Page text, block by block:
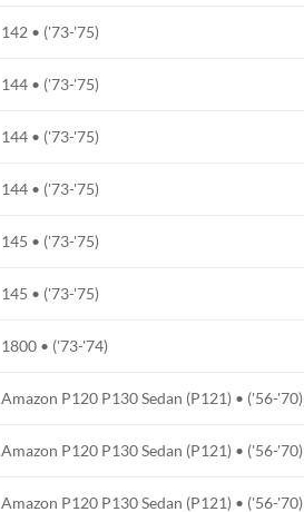
142 • ('73-'75)
144 • ('73-'75)
144 • ('73-'75)
144 • ('73-'75)
145 • ('73-'75)
145 • ('73-'75)
1800 • ('73-'74)
Amazon P120 P130 Sedan (P121) • ('56-'70)
Amazon P120 P130 Sedan (P121) • ('56-'70)
Amazon P120 P130 Sedan (P121) • ('56-'70)